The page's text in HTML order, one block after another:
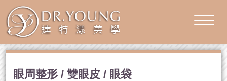
:::
眼周整形 / 雙眼皮 / 眼袋